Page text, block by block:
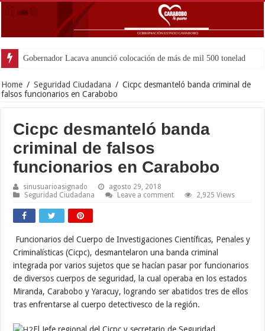
Home / Seguridad Ciudadana / Cicpc desmanteló banda criminal de
falsos funcionarios en Carabobo
Cicpc desmanteló banda
criminal de falsos
funcionarios en Carabobo
sinusuarioasignado
agosto 29, 2018
Seguridad Ciudadana
Leave a comment 2,925 Views
Funcionarios del Cuerpo de Investigaciones Científicas, Penales y
Criminalísticas (Cicpc), desmantelaron una banda criminal
integrada por varios sujetos que se hacían pasar por funcionarios
de diversos cuerpos de seguridad, la cual operaba en los estados
Miranda, Carabobo y Yaracuy, logrando ser abatidos tres de ellos
tras enfrentarse al cuerpo detectivesco de la región.
El Jefe regional del Cicpc y secretario de Seguridad